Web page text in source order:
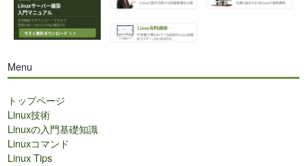
Menu
トップページ
Linux技術
Linuxの入門基礎知識
Linuxコマンド
Linux Tips